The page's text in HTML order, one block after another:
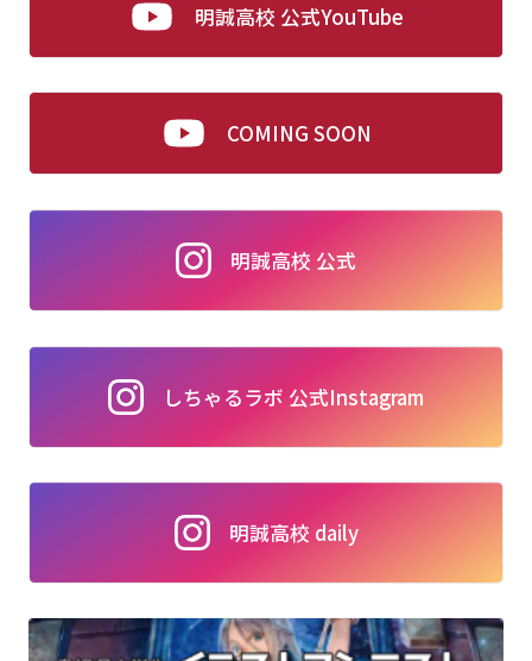
明誠高校 公式YouTube
COMING SOON
明誠高校 公式
しちゃるラボ 公式Instagram
明誠高校 daily